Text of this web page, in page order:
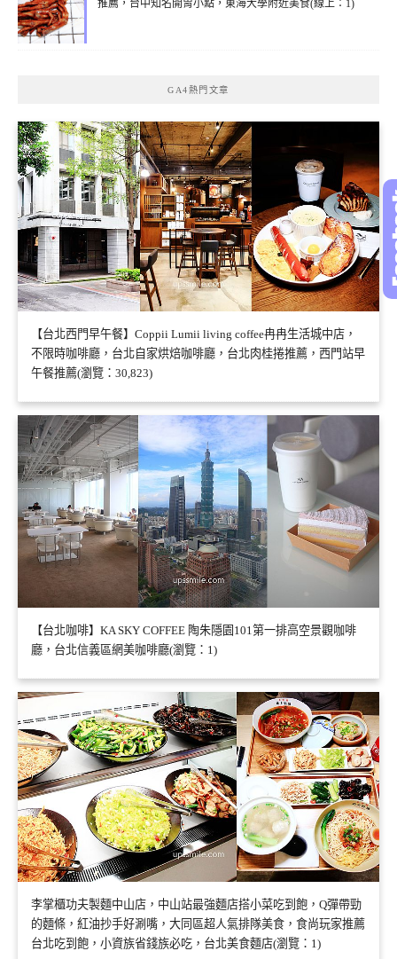
推薦，台中知名開胃小點，東海大學附近美食(線上：1)
GA4熱門文章
【台北西門早午餐】Coppii Lumii living coffee冉冉生活城中店，
不限時咖啡廳，台北自家烘焙咖啡廳，台北肉桂捲推薦，西門站早
午餐推薦(瀏覽：30,823)
【台北咖啡】KA SKY COFFEE 陶朱隱園101第一排高空景觀咖啡
廳，台北信義區網美咖啡廳(瀏覽：1)
李掌櫃功夫製麵中山店，中山站最強麵店搭小菜吃到飽，Q彈帶勁
的麵條，紅油抄手好涮嘴，大同區超人氣排隊美食，食尚玩家推薦
台北吃到飽，小資族省錢族必吃，台北美食麵店(瀏覽：1)